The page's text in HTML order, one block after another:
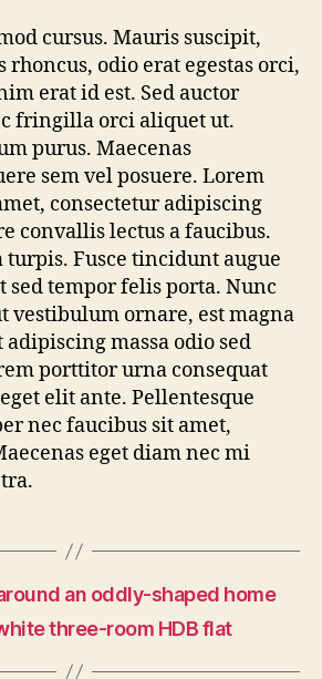
cursus. Mauris suscipit,
odio erat egestas orci,
erat id est. Sed auctor
fringilla orci aliquet ut.
purus. Maecenas
sem vel posuere. Lorem
consectetur adipiscing
convallis lectus a faucibus.
turpis. Fusce tincidunt augue
tempor felis porta. Nunc
vestibulum ornare, est magna
massa odio sed
porttitor urna consequat
elit ante. Pellentesque
nec faucibus sit amet,
eget diam nec mi
an oddly-shaped home
three-room HDB flat